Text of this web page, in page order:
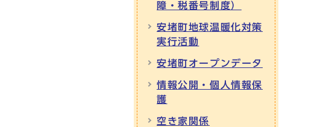
障・税番号制度）
安堵町地球温暖化対策
実行活動
安堵町オープンデータ
情報公開・個人情報保
護
空き家関係